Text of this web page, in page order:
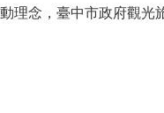
理念，臺中市政府觀光